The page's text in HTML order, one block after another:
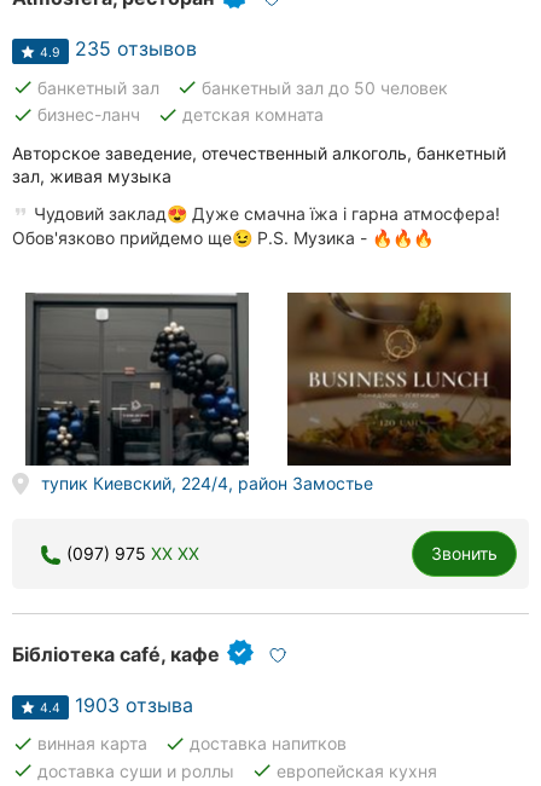
4.9 235 отзывов
done банкетный зал done банкетный зал до 50 человек
done бизнес-ланч done детская комната
Авторское заведение, отечественный алкоголь, банкетный
зал, живая музыка
Чудовий заклад😍 Дуже смачна їжа і гарна атмосфера!
Обов'язково прийдемо ще😉 P.S. Музика - 🔥🔥🔥
тупик Киевский, 224/4, район Замостье
(097) 975 XX XX Звонить
Бібліотека café, кафе
4.4 1903 отзыва
done винная карта done доставка напитков
done доставка суши и роллы done европейская кухня